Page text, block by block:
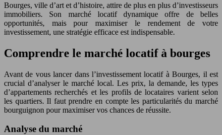
Bourges, ville d’art et d’histoire, attire de plus en plus d’investisseurs
immobiliers. Son marché locatif dynamique offre de belles
opportunités, mais pour maximiser le rendement de votre
investissement, une stratégie efficace est indispensable.
Comprendre le marché locatif à bourges
Avant de vous lancer dans l’investissement locatif à Bourges, il est
crucial d’analyser le marché local. Les prix, la demande, les types
d’appartements recherchés et les profils de locataires varient selon
les quartiers. Il faut prendre en compte les particularités du marché
bourguignon pour maximiser vos chances de réussite.
Analyse du marché